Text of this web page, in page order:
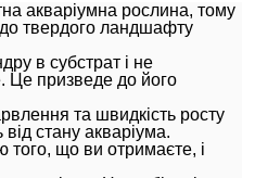
акваріумна рослина, тому
твердого ландшафту
в субстрат і не
Це призведе до його
та швидкість росту
стану акваріума.
того, що ви отримаєте, і